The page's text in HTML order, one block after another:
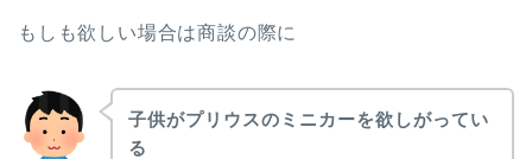
もしも欲しい場合は商談の際に
子供がプリウスのミニカーを欲しがってい
る